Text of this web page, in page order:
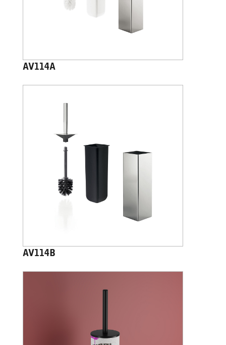
AV114A
AV114B